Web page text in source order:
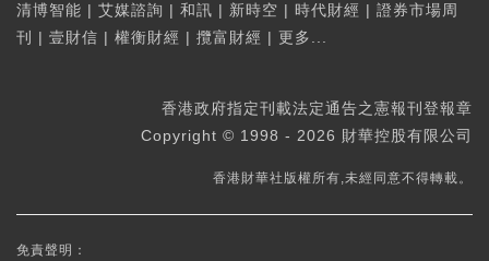
清博智能 | 艾媒諮詢 | 和訊 | 新時空 | 時代財經 | 證券市場周
刊
| 壹財信 | 權衡財經 | 攬富財經 | 更多...
香港政府指定刊載法定通告之憲報刊登報章
Copyright © 1998 - 2026 財華控股有限公司
香港財華社版權所有,未經同意不得轉載。
免責聲明：